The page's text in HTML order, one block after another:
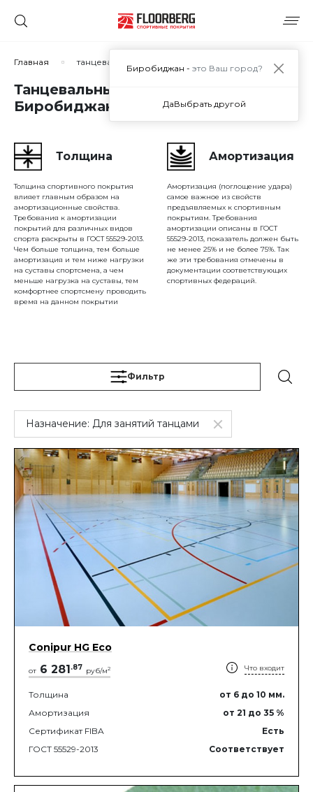
Главная танцевальный линолеум
Танцевальный линолеум в
Биробиджане
Толщина
Толщина спортивного покрытия
влияет главным образом на
амортизационные свойства.
Требования к амортизации
покрытий для различных видов
спорта раскрыты в ГОСТ 55529-2013.
Чем больше толщина, тем больше
амортизация и тем ниже нагрузки
на суставы спортсмена, а чем
меньше нагрузка на суставы, тем
комфортнее спортсмену проводить
время на данном покрытии
Амортизация
Амортизация (поглощение удара)
самое важное из свойств
предъявляемых к спортивным
покрытиям. Требования
амортизации описаны в ГОСТ
55529-2013, показатель должен быть
не менее 25% и не более 75%. Так
же эти требования отмечены в
документации соответствующих
спортивных федераций.
Фильтр
Назначение: Для занятий танцами
Conipur HG Eco
от 6 281.87 руб/м2 Что входит
Толщина от 6 до 10 мм.
Амортизация
от 21 до 35 %
Сертификат FIBA
Есть
ГОСТ 55529-2013
Соответствует
Биробиджан - это Ваш город?
ДаВыбрать другой